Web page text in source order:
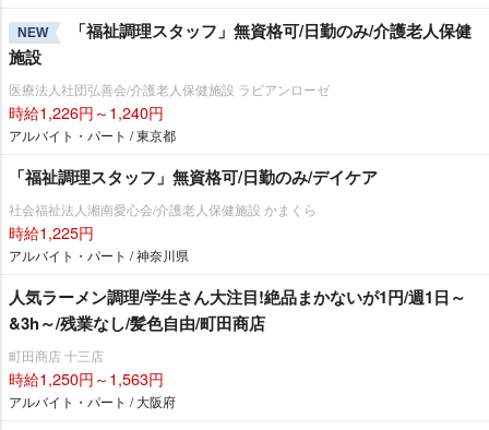
NEW
「福祉調理スタッフ」無資格可/日勤のみ/介護老人保健
施設
医療法人社団弘善会/介護老人保健施設 ラビアンローゼ
時給1,226円～1,240円
アルバイト・パート / 東京都
「福祉調理スタッフ」無資格可/日勤のみ/デイケア
社会福祉法人湘南愛心会/介護老人保健施設 かまくら
時給1,225円
アルバイト・パート / 神奈川県
人気ラーメン調理/学生さん大注目!絶品まかないが1円/週1日～
&3h～/残業なし/髪色自由/町田商店
町田商店 十三店
時給1,250円～1,563円
アルバイト・パート / 大阪府